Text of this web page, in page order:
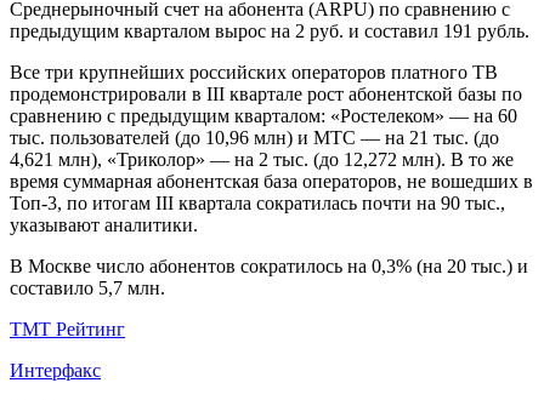
Среднерыночный счет на абонента (ARPU) по сравнению с
предыдущим кварталом вырос на 2 руб. и составил 191 рубль.
Все три крупнейших российских операторов платного ТВ
продемонстрировали в III квартале рост абонентской базы по
сравнению с предыдущим кварталом: «Ростелеком» — на 60
тыс. пользователей (до 10,96 млн) и МТС — на 21 тыс. (до
4,621 млн), «Триколор» — на 2 тыс. (до 12,272 млн). В то же
время суммарная абонентская база операторов, не вошедших в
Топ-3, по итогам III квартала сократилась почти на 90 тыс.,
указывают аналитики.
В Москве число абонентов сократилось на 0,3% (на 20 тыс.) и
составило 5,7 млн.
ТМТ Рейтинг
Интерфакс